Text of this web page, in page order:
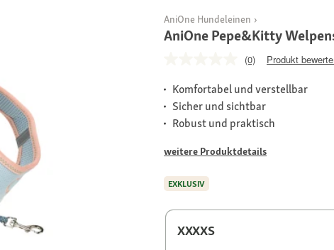
AniOne Hundeleinen
AniOne Pepe&Kitty
(0) Produkt
Komfortabel und verstellbar
Sicher und sichtbar
Robust und praktisch
weitere Produktdetails
EXKLUSIV
XXXXS